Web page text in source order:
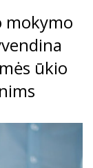
mokymo
ūkio